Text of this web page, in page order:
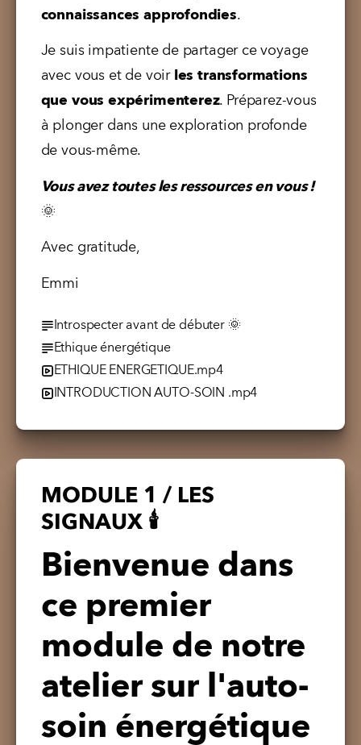
connaissances approfondies.
Je suis impatiente de partager ce voyage
avec vous et de voir les transformations
que vous expérimenterez. Préparez-vous
à plonger dans une exploration profonde
de vous-même.
Vous avez toutes les ressources en vous !
🌞
Avec gratitude,
Emmi
Introspecter avant de débuter 🌞
Ethique énergétique
ETHIQUE ENERGETIQUE.mp4
INTRODUCTION AUTO-SOIN .mp4
MODULE 1 / LES
SIGNAUX 🕯
Bienvenue dans
ce premier
module de notre
atelier sur l'auto-
soin énergétique